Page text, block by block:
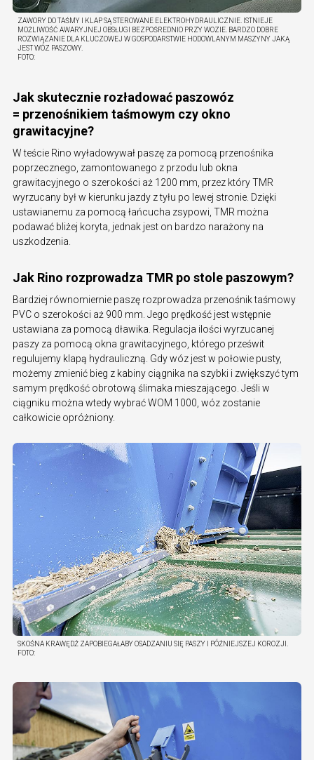
ZAWORY DO TAŚMY I KLAP SĄ STEROWANE ELEKTROHYDRAULICZNIE. ISTNIEJE
MOŻLIWOŚĆ AWARYJNEJ OBSŁUGI BEZPOŚREDNIO PRZY WOZIE. BARDZO DOBRE
ROZWIĄZANIE DLA KLUCZOWEJ W GOSPODARSTWIE HODOWLANYM MASZYNY JAKĄ
JEST WÓZ PASZOWY.
FOTO:
Jak skutecznie rozładować paszowóz
= przenośnikiem taśmowym czy okno
grawitacyjne?
W teście Rino wyładowywał paszę za pomocą przenośnika
poprzecznego, zamontowanego z przodu lub okna
grawitacyjnego o szerokości aż 1200 mm, przez który TMR
wyrzucany był w kierunku jazdy z tyłu po lewej stronie. Dzięki
ustawianemu za pomocą łańcucha zsypowi, TMR można
podawać bliżej koryta, jednak jest on bardzo narażony na
uszkodzenia.
Jak Rino rozprowadza TMR po stole paszowym?
Bardziej równomiernie paszę rozprowadza przenośnik taśmowy
PVC o szerokości aż 900 mm. Jego prędkość jest wstępnie
ustawiana za pomocą dławika. Regulacja ilości wyrzucanej
paszy za pomocą okna grawitacyjnego, którego prześwit
regulujemy klapą hydrauliczną. Gdy wóz jest w połowie pusty,
możemy zmienić bieg z kabiny ciągnika na szybki i zwiększyć tym
samym prędkość obrotową ślimaka mieszającego. Jeśli w
ciągniku można wtedy wybrać WOM 1000, wóz zostanie
całkowicie opróżniony.
SKOŚNA KRAWĘDŹ ZAPOBIEGAŁABY OSADZANIU SIĘ PASZY I PÓŹNIEJSZEJ KOROZJI.
FOTO: